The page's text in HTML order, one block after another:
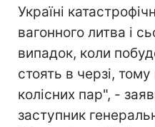
Україні
вагонного литва і
випадок, коли
стоять в черзі,
колісних пар", -
заступник